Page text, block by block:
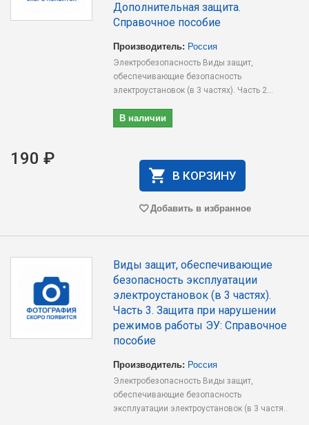
Дополнительная защита.
Справочное пособие
Производитель: Россия
Электробезопасность Виды защит,
обеспечивающие безопасность
электроустановок (в 3 частях). Часть 2...
В наличии
190 ₽
В КОРЗИНУ
Добавить в избранное
Виды защит, обеспечивающие
безопасность эксплуатации
электроустановок (в 3 частях).
Часть 3. Защита при нарушении
режимов работы ЭУ: Справочное
пособие
Производитель: Россия
Электробезопасность Виды защит,
обеспечивающие безопасность
эксплуатации электроустановок (в 3 частя..